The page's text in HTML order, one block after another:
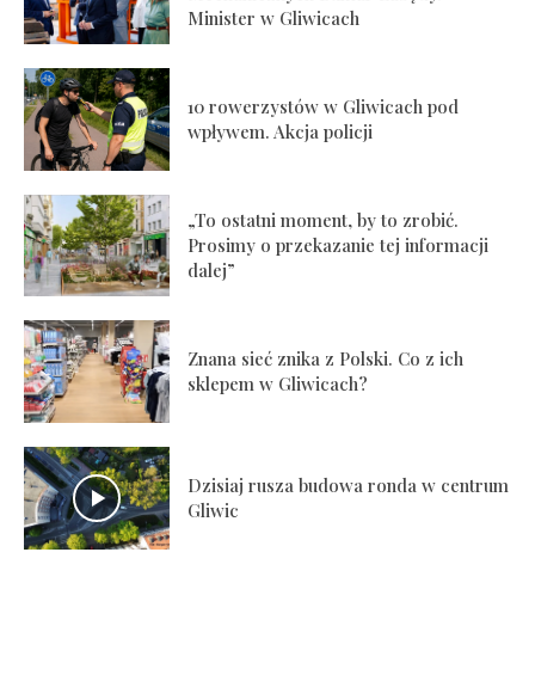
Minister w Gliwicach
10 rowerzystów w Gliwicach pod
wpływem. Akcja policji
„To ostatni moment, by to zrobić.
Prosimy o przekazanie tej informacji
dalej”
Znana sieć znika z Polski. Co z ich
sklepem w Gliwicach?
Dzisiaj rusza budowa ronda w centrum
Gliwic